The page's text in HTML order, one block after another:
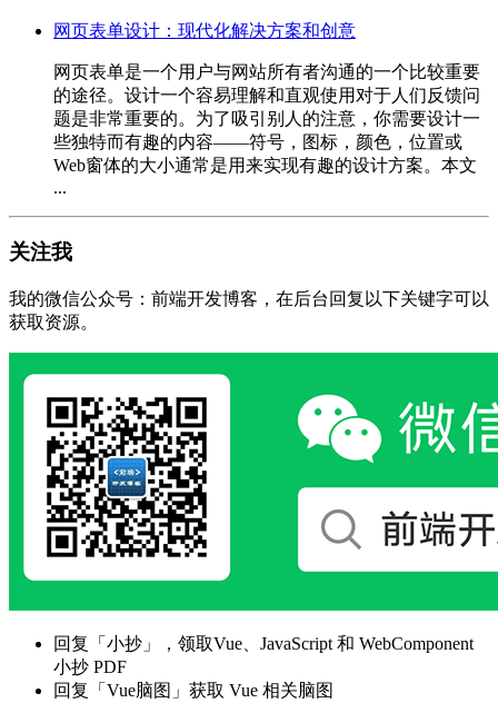
网页表单设计：现代化解决方案和创意
网页表单是一个用户与网站所有者沟通的一个比较重要
的途径。设计一个容易理解和直观使用对于人们反馈问
题是非常重要的。为了吸引别人的注意，你需要设计一
些独特而有趣的内容——符号，图标，颜色，位置或
Web窗体的大小通常是用来实现有趣的设计方案。本文
...
关注我
我的微信公众号：前端开发博客，在后台回复以下关键字可以
获取资源。
回复「小抄」，领取Vue、JavaScript 和 WebComponent
小抄 PDF
回复「Vue脑图」获取 Vue 相关脑图